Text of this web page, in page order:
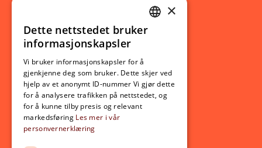
Ny student
Utveksling
Opptak
Lov- og regelverk
Aktuelt
Nyheter
NORWEGIAN
×
Dette nettstedet bruker
informasjonskapsler
Vi bruker informasjonskapsler for å
gjenkjenne deg som bruker. Dette skjer ved
hjelp av et anonymt ID-nummer Vi gjør dette
for å analysere trafikken på nettstedet, og
for å kunne tilby presis og relevant
markedsføring Les mer i vår
personvernerklæring